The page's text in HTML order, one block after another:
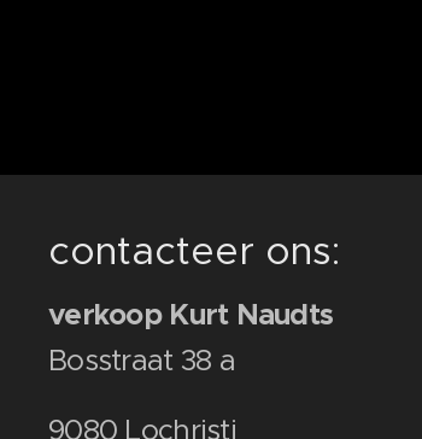
contacteer ons:
verkoop Kurt Naudts
Bosstraat 38 a
9080 Lochristi